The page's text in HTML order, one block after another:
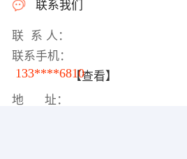
联系我们
联 系 人：
联系手机：
133****6810【查看】
地 址：